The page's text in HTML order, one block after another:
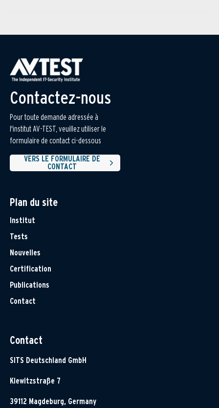
Contactez-nous
Pour toute demande adressée à
l'institut AV-TEST, veuillez utiliser le
formulaire de contact ci-dessous
VERS LE FORMULAIRE DE
CONTACT
Plan du site
Institut
Tests
Nouvelles
Certification
Publications
Contact
Contact
SITS Deutschland GmbH
Klewitzstraße 7
39112 Magdeburg, Germany